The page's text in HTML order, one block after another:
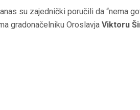
su zajednički poručili da “nema
gradonačelniku Oroslavja Viktoru